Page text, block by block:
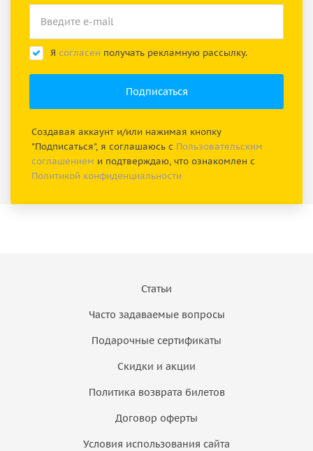
Я согласен получать рекламную рассылку.
Создавая аккаунт и/или нажимая кнопку
"Подписаться", я соглашаюсь с Пользовательским
соглашением и подтверждаю, что ознакомлен с
Политикой конфиденциальности
Статьи
Часто задаваемые вопросы
Подарочные сертификаты
Скидки и акции
Политика возврата билетов
Договор оферты
Условия использования сайта